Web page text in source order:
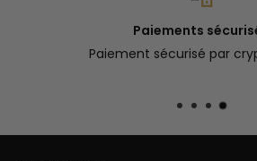
Paiements
Paiement sécurisé par